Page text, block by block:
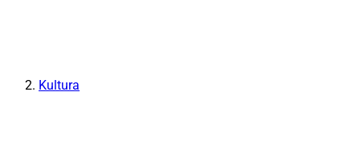
Kultura